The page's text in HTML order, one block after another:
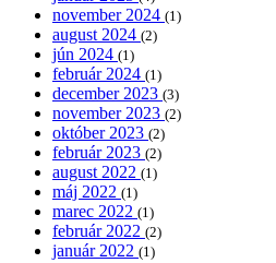
november 2024 (1)
august 2024 (2)
jún 2024 (1)
február 2024 (1)
december 2023 (3)
november 2023 (2)
október 2023 (2)
február 2023 (2)
august 2022 (1)
máj 2022 (1)
marec 2022 (1)
február 2022 (2)
január 2022 (1)